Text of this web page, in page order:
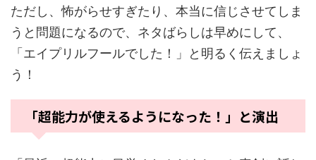
ただし、怖がらせすぎたり、本当に信じさせてしま
うと問題になるので、ネタばらしは早めにして、
「エイプリルフールでした！」と明るく伝えましょ
う！
「超能力が使えるようになった！」と演出